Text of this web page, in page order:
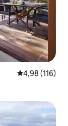
Classificação
4,98 (116)